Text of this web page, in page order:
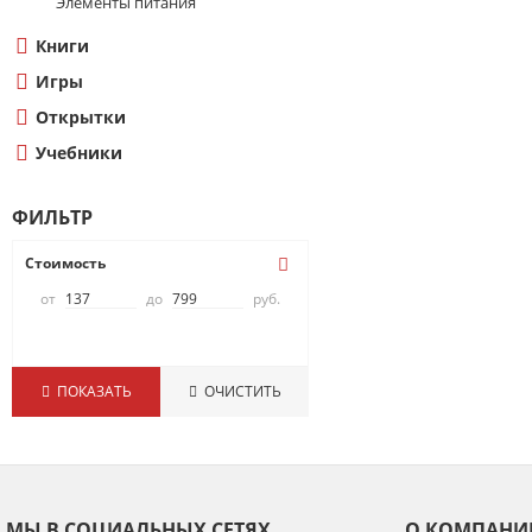
Книги
Игры
Открытки
Учебники
ФИЛЬТР
Стоимость
от
до руб.
ПОКАЗАТЬ ОЧИСТИТЬ